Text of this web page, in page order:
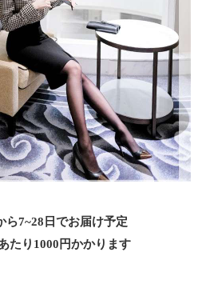
ら7~28日でお届け予定
たり 1000 円かかります